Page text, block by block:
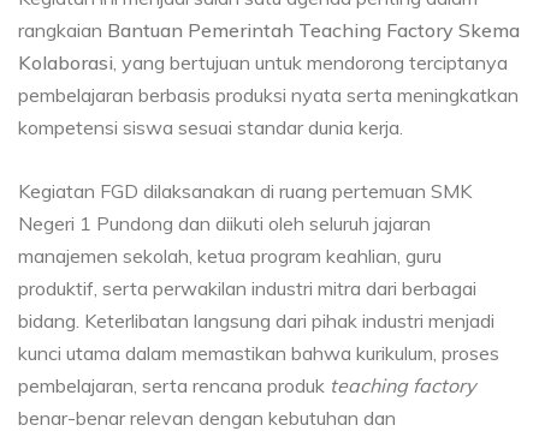
rangkaian Bantuan Pemerintah Teaching Factory Skema
Kolaborasi , yang bertujuan untuk mendorong terciptanya
pembelajaran berbasis produksi nyata serta meningkatkan
kompetensi siswa sesuai standar dunia kerja.
Kegiatan FGD dilaksanakan di ruang pertemuan SMK
Negeri 1 Pundong dan diikuti oleh seluruh jajaran
manajemen sekolah, ketua program keahlian, guru
produktif, serta perwakilan industri mitra dari berbagai
bidang. Keterlibatan langsung dari pihak industri menjadi
kunci utama dalam memastikan bahwa kurikulum, proses
pembelajaran, serta rencana produk teaching factory
benar-benar relevan dengan kebutuhan dan